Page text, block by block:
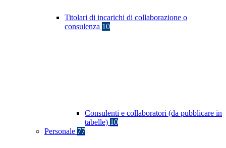
Titolari di incarichi di collaborazione o
consulenza 10
Consulenti e collaboratori (da pubblicare in
tabelle) 10
Personale 77